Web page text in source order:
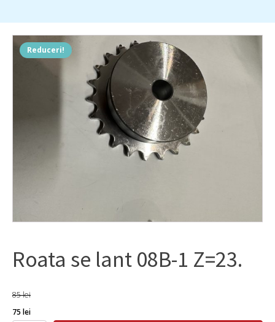
Reduceri!
Roata se lant 08B-1 Z=23.
85lei
Prețul
75 leiPrețul